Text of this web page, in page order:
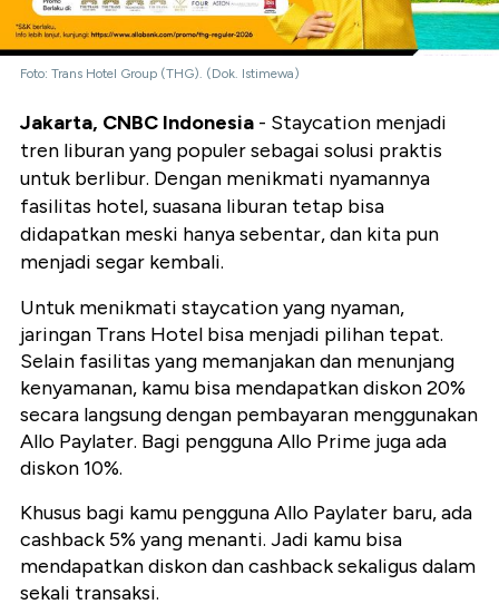
Foto: Trans Hotel Group (THG). (Dok. Istimewa)
Jakarta, CNBC Indonesia - Staycation menjadi
tren liburan yang populer sebagai solusi praktis
untuk berlibur. Dengan menikmati nyamannya
fasilitas hotel, suasana liburan tetap bisa
didapatkan meski hanya sebentar, dan kita pun
menjadi segar kembali.
Untuk menikmati staycation yang nyaman,
jaringan Trans Hotel bisa menjadi pilihan tepat.
Selain fasilitas yang memanjakan dan menunjang
kenyamanan, kamu bisa mendapatkan diskon 20%
secara langsung dengan pembayaran menggunakan
Allo Paylater. Bagi pengguna Allo Prime juga ada
diskon 10%.
Khusus bagi kamu pengguna Allo Paylater baru, ada
cashback 5% yang menanti. Jadi kamu bisa
mendapatkan diskon dan cashback sekaligus dalam
sekali transaksi.